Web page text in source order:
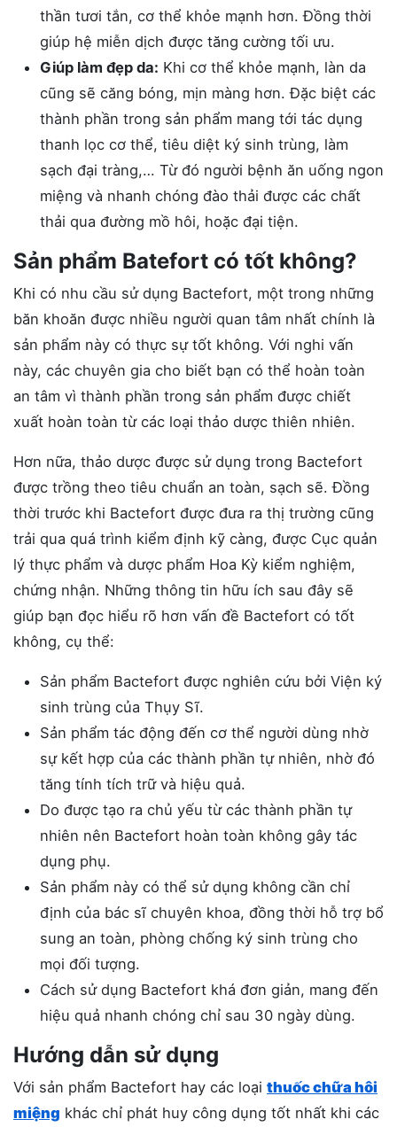
thần tươi tắn, cơ thể khỏe mạnh hơn. Đồng thời
giúp hệ miễn dịch được tăng cường tối ưu.
Giúp làm đẹp da: Khi cơ thể khỏe mạnh, làn da
cũng sẽ căng bóng, mịn màng hơn. Đặc biệt các
thành phần trong sản phẩm mang tới tác dụng
thanh lọc cơ thể, tiêu diệt ký sinh trùng, làm
sạch đại tràng,… Từ đó người bệnh ăn uống ngon
miệng và nhanh chóng đào thải được các chất
thải qua đường mồ hôi, hoặc đại tiện.
Sản phẩm Batefort có tốt không?
Khi có nhu cầu sử dụng Bactefort, một trong những
băn khoăn được nhiều người quan tâm nhất chính là
sản phẩm này có thực sự tốt không. Với nghi vấn
này, các chuyên gia cho biết bạn có thể hoàn toàn
an tâm vì thành phần trong sản phẩm được chiết
xuất hoàn toàn từ các loại thảo dược thiên nhiên.
Hơn nữa, thảo dược được sử dụng trong Bactefort
được trồng theo tiêu chuẩn an toàn, sạch sẽ. Đồng
thời trước khi Bactefort được đưa ra thị trường cũng
trải qua quá trình kiểm định kỹ càng, được Cục quản
lý thực phẩm và dược phẩm Hoa Kỳ kiểm nghiệm,
chứng nhận. Những thông tin hữu ích sau đây sẽ
giúp bạn đọc hiểu rõ hơn vấn đề Bactefort có tốt
không, cụ thể:
Sản phẩm Bactefort được nghiên cứu bởi Viện ký
sinh trùng của Thụy Sĩ.
Sản phẩm tác động đến cơ thể người dùng nhờ
sự kết hợp của các thành phần tự nhiên, nhờ đó
tăng tính tích trữ và hiệu quả.
Do được tạo ra chủ yếu từ các thành phần tự
nhiên nên Bactefort hoàn toàn không gây tác
dụng phụ.
Sản phẩm này có thể sử dụng không cần chỉ
định của bác sĩ chuyên khoa, đồng thời hỗ trợ bổ
sung an toàn, phòng chống ký sinh trùng cho
mọi đối tượng.
Cách sử dụng Bactefort khá đơn giản, mang đến
hiệu quả nhanh chóng chỉ sau 30 ngày dùng.
Hướng dẫn sử dụng
Với sản phẩm Bactefort hay các loại thuốc chữa hôi
miệng khác chỉ phát huy công dụng tốt nhất khi các